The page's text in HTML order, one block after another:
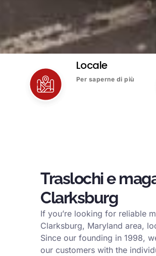
Locale
Per saperne di più
Traslochi e
Clarksburg
If you’re looking for reliable
Clarksburg, Maryland area,
Since our founding in 1998,
our customers with the